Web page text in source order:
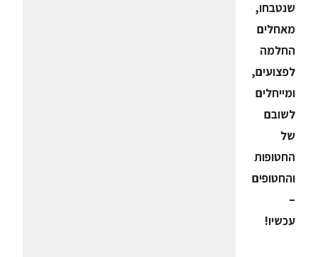
שנטבחו,
מאחלים
החלמה
לפצועים,
ומייחלים
לשובם
של
החטופות
והחטופים
–
עכשיו!